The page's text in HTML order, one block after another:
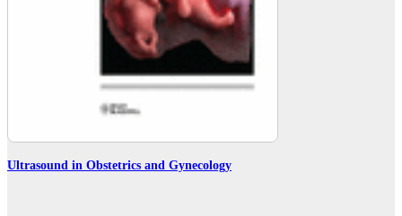
Ultrasound in Obstetrics and Gynecology